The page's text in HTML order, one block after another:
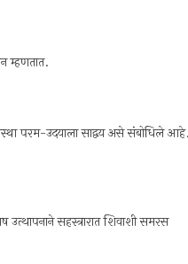
म्हणतात.
परम-उदयाला साद्वय असे संबोधिले आहे.
उत्थापनाने सहस्त्रारात शिवाशी समरस